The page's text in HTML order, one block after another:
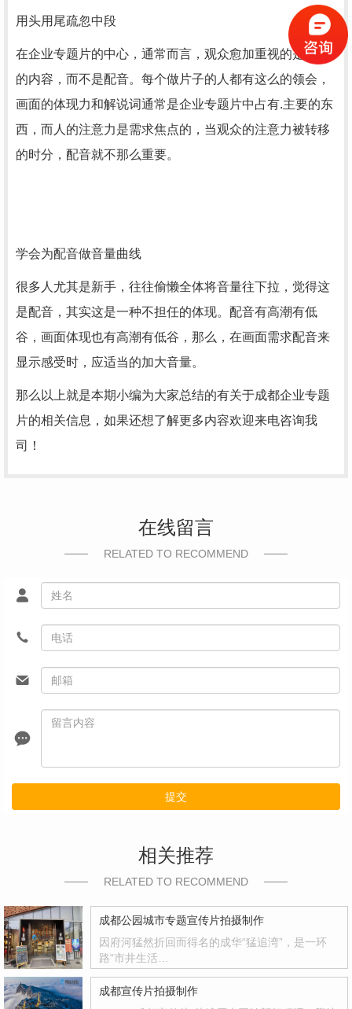
用头用尾疏忽中段
在企业专题片的中心，通常而言，观众愈加重视的是片子
的内容，而不是配音。每个做片子的人都有这么的领会，
画面的体现力和解说词通常是企业专题片中占有.主要的东
西，而人的注意力是需求焦点的，当观众的注意力被转移
的时分，配音就不那么重要。
学会为配音做音量曲线
很多人尤其是新手，往往偷懒全体将音量往下拉，觉得这
是配音，其实这是一种不担任的体现。配音有高潮有低
谷，画面体现也有高潮有低谷，那么，在画面需求配音来
显示感受时，应适当的加大音量。
那么以上就是本期小编为大家总结的有关于成都企业专题
片的相关信息，如果还想了解更多内容欢迎来电咨询我
司！
在线留言
RELATED TO RECOMMEND
提交
相关推荐
RELATED TO RECOMMEND
成都公园城市专题宣传片拍摄制作
因府河猛然折回而得名的成华“猛追湾”，是一环
路“市井生活…
成都宣传片拍摄制作